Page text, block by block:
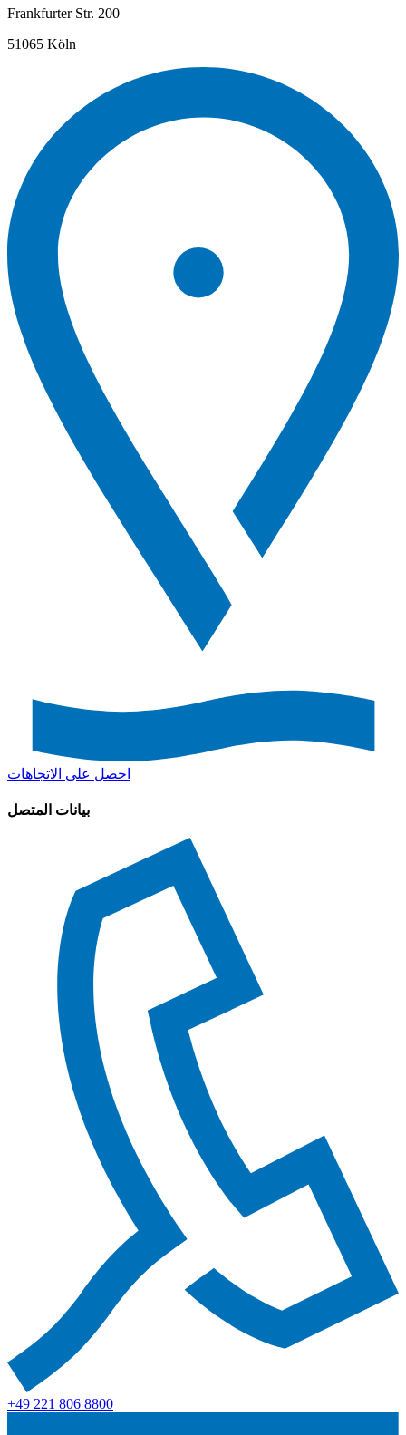
Frankfurter Str. 200
51065 Köln
احصل على الاتجاهات
بيانات المتصل
+49 221 806 8800